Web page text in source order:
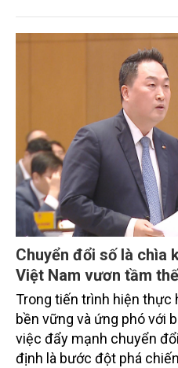
trình thu hút sự tham gia
từ các cơ quan quản lý
doanh nghiệp, hợp tác xã
tiếp triển khai mô hình
Chuyển đổi số là chìa
Việt Nam vươn tầm
Trong tiến trình hiện thực
bền vững và ứng phó với
việc đẩy mạnh chuyển
định là bước đột phá